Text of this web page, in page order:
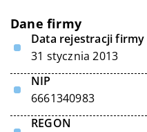
Dane firmy
Data rejestracji firmy
31 stycznia 2013
NIP
6661340983
REGON